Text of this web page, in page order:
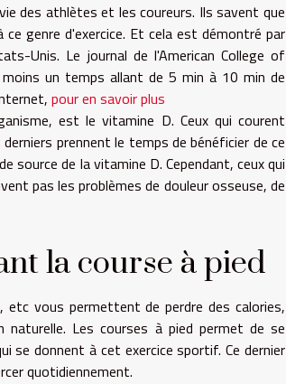
des athlètes et les coureurs. Ils savent que
genre d'exercice. Et cela est démontré par
Unis. Le journal de l'American College of
un temps allant de 5 min à 10 min de
pour en savoir plus
est le vitamine D. Ceux qui courent
prennent le temps de bénéficier de ce
source de la vitamine D. Cependant, ceux qui
pas les problèmes de douleur osseuse, de
la course à pied
etc vous permettent de perdre des calories,
Les courses à pied permet de se
se donnent à cet exercice sportif. Ce dernier
quotidiennement.